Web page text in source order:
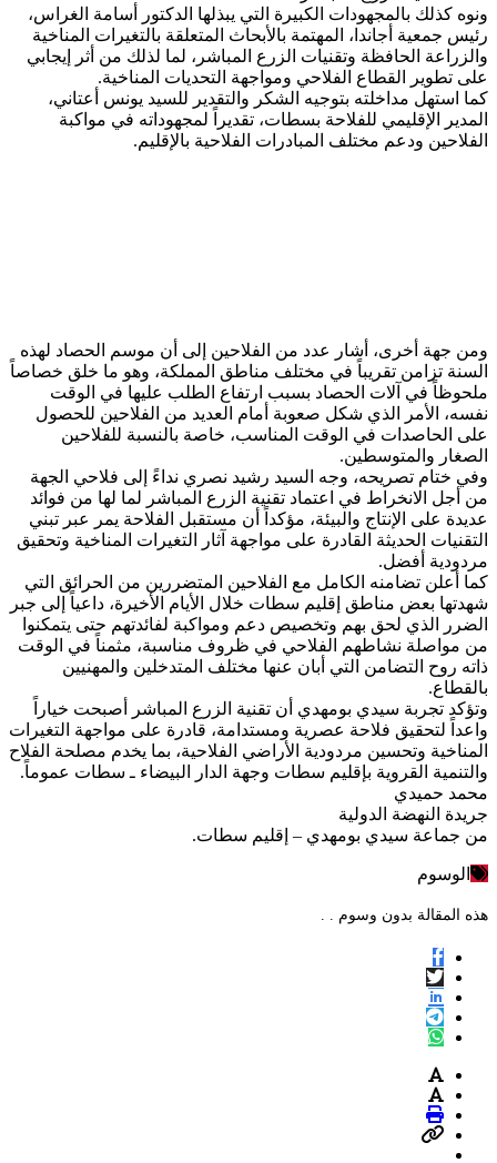
ونوه كذلك بالمجهودات الكبيرة التي يبذلها الدكتور أسامة الغراس،
رئيس جمعية أجاندا، المهتمة بالأبحاث المتعلقة بالتغيرات المناخية
والزراعة الحافظة وتقنيات الزرع المباشر، لما لذلك من أثر إيجابي
على تطوير القطاع الفلاحي ومواجهة التحديات المناخية.
كما استهل مداخلته بتوجيه الشكر والتقدير للسيد يونس أعتاني،
المدير الإقليمي للفلاحة بسطات، تقديراً لمجهوداته في مواكبة
الفلاحين ودعم مختلف المبادرات الفلاحية بالإقليم.
ومن جهة أخرى، أشار عدد من الفلاحين إلى أن موسم الحصاد لهذه
السنة تزامن تقريباً في مختلف مناطق المملكة، وهو ما خلق خصاصاً
ملحوظاً في آلات الحصاد بسبب ارتفاع الطلب عليها في الوقت
نفسه، الأمر الذي شكل صعوبة أمام العديد من الفلاحين للحصول
على الحاصدات في الوقت المناسب، خاصة بالنسبة للفلاحين
الصغار والمتوسطين.
وفي ختام تصريحه، وجه السيد رشيد نصري نداءً إلى فلاحي الجهة
من أجل الانخراط في اعتماد تقنية الزرع المباشر لما لها من فوائد
عديدة على الإنتاج والبيئة، مؤكداً أن مستقبل الفلاحة يمر عبر تبني
التقنيات الحديثة القادرة على مواجهة آثار التغيرات المناخية وتحقيق
مردودية أفضل.
كما أعلن تضامنه الكامل مع الفلاحين المتضررين من الحرائق التي
شهدتها بعض مناطق إقليم سطات خلال الأيام الأخيرة، داعياً إلى جبر
الضرر الذي لحق بهم وتخصيص دعم ومواكبة لفائدتهم حتى يتمكنوا
من مواصلة نشاطهم الفلاحي في ظروف مناسبة، مثمناً في الوقت
ذاته روح التضامن التي أبان عنها مختلف المتدخلين والمهنيين
بالقطاع.
وتؤكد تجربة سيدي بومهدي أن تقنية الزرع المباشر أصبحت خياراً
واعداً لتحقيق فلاحة عصرية ومستدامة، قادرة على مواجهة التغيرات
المناخية وتحسين مردودية الأراضي الفلاحية، بما يخدم مصلحة الفلاح
والتنمية القروية بإقليم سطات وجهة الدار البيضاء ـ سطات عموماً.
محمد حميدي
جريدة النهضة الدولية
من جماعة سيدي بومهدي – إقليم سطات.
الوسوم
هذه المقالة بدون وسوم . .